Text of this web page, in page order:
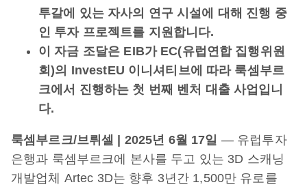
투갈에 있는 자사의 연구 시설에 대해 진행 중
인 투자 프로젝트를 지원합니다.
이 자금 조달은 EIB가 EC(유럽연합 집행위원
회)의 InvestEU 이니셔티브에 따라 룩셈부르
크에서 진행하는 첫 번째 벤처 대출 사업입니
다.
룩셈부르크/브뤼셀 | 2025년 6월 17일 — 유럽투자
은행과 룩셈부르크에 본사를 두고 있는 3D 스캐닝
개발업체 Artec 3D는 향후 3년간 1,500만 유로를